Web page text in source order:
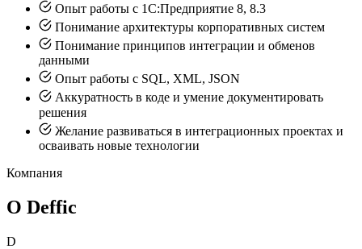
Опыт работы с 1С:Предприятие 8, 8.3
Понимание архитектуры корпоративных систем
Понимание принципов интеграции и обменов
данными
Опыт работы с SQL, XML, JSON
Аккуратность в коде и умение документировать
решения
Желание развиваться в интеграционных проектах и
осваивать новые технологии
Компания
О Deffic
D